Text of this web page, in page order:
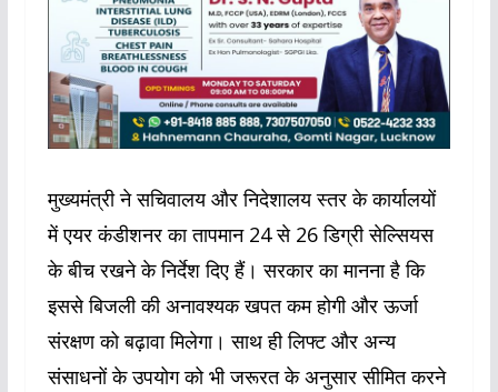
मुख्यमंत्री ने सचिवालय और निदेशालय स्तर के कार्यालयों
में एयर कंडीशनर का तापमान 24 से 26 डिग्री सेल्सियस
के बीच रखने के निर्देश दिए हैं। सरकार का मानना है कि
इससे बिजली की अनावश्यक खपत कम होगी और ऊर्जा
संरक्षण को बढ़ावा मिलेगा। साथ ही लिफ्ट और अन्य
संसाधनों के उपयोग को भी जरूरत के अनुसार सीमित करने